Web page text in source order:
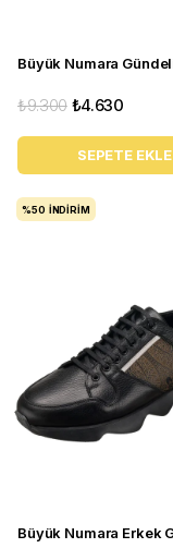
₺4.630
₺9.300
SEPETE EKLE
%50 İNDIRIM